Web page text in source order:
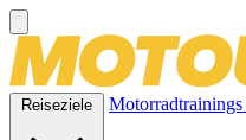
Reiseziele Motorradtrainings